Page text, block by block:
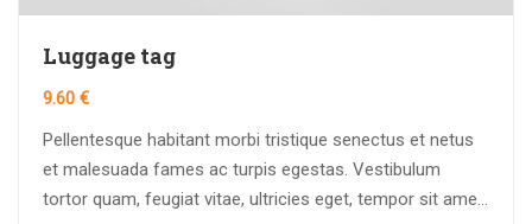
Luggage tag
9.60 €
Pellentesque habitant morbi tristique senectus et netus
et malesuada fames ac turpis egestas. Vestibulum
tortor quam, feugiat vitae, ultricies eget, tempor sit amet,